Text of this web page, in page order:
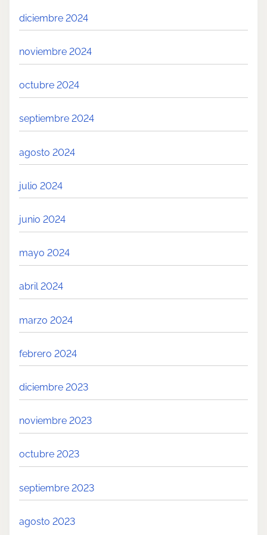
diciembre 2024
noviembre 2024
octubre 2024
septiembre 2024
agosto 2024
julio 2024
junio 2024
mayo 2024
abril 2024
marzo 2024
febrero 2024
diciembre 2023
noviembre 2023
octubre 2023
septiembre 2023
agosto 2023